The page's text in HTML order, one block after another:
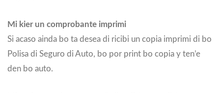
Mi kier un comprobante imprimi
Si acaso ainda bo ta desea di ricibi un copia imprimi di bo
Polisa di Seguro di Auto, bo por print bo copia y ten’e
den bo auto.